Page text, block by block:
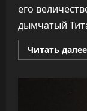
его
дымчатый
Читать далее